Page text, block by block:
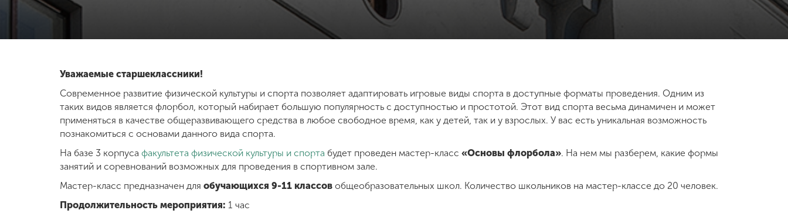
жизнь
Сведения об
образовательной
организации
Приемная
комиссия
+7 (831) 262-26-20
Уважаемые старшеклассники!
Современное развитие физической культуры и спорта позволяет адаптировать игровые виды спорта в доступные форматы проведения. Одним из
таких видов является флорбол, который набирает большую популярность с доступностью и простотой. Этот вид спорта весьма динамичен и может
применяться в качестве общеразвивающего средства в любое свободное время, как у детей, так и у взрослых. У вас есть уникальная возможность
познакомиться с основами данного вида спорта.
На базе 3 корпуса факультета физической культуры и спорта будет проведен мастер-класс «Основы флорбола». На нем мы разберем, какие формы
занятий и соревнований возможных для проведения в спортивном зале.
Мастер-класс предназначен для обучающихся 9-11 классов общеобразовательных школ. Количество школьников на мастер-классе до 20 человек.
Продолжительность мероприятия: 1 час